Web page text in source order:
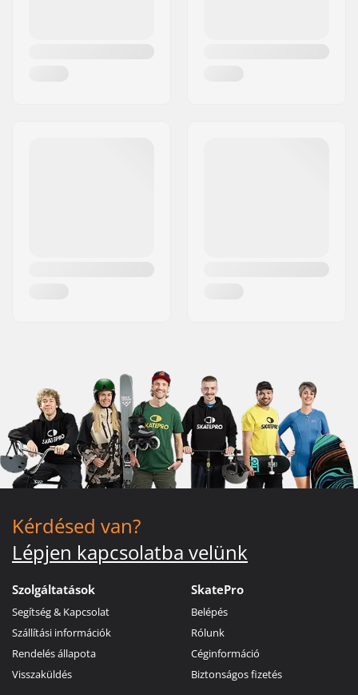
Kérdésed van?
Lépjen kapcsolatba velünk
Szolgáltatások
Segítség & Kapcsolat
Szállítási információk
Rendelés állapota
Visszaküldés
SkatePro
Belépés
Rólunk
Céginformáció
Biztonságos fizetés